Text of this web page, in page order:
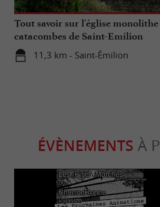
Tout savoir sur l'église monolithe
catacombes de Saint-Emilion
11,3 km - Saint-Émilion
ÉVÈNEMENTS À